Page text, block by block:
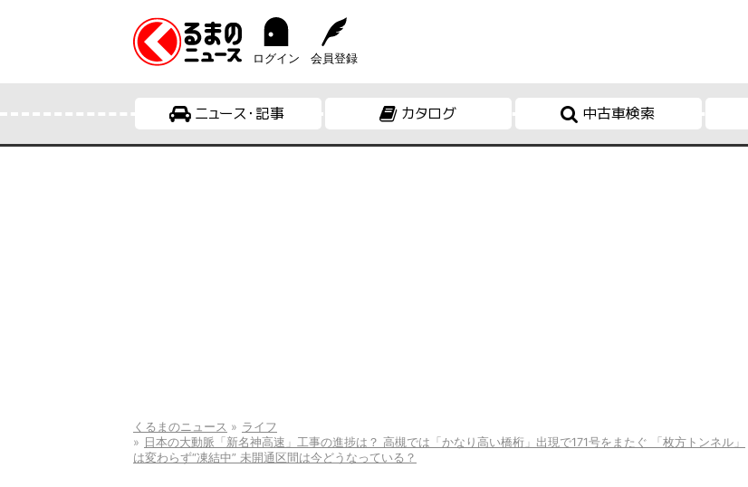
ログイン 会員登録
ニュース・記事 カタログ 中古車検索
くるまのニュース
ライフ
日本の大動脈「新名神高速」工事の進捗は？ 高槻では「かなり高い橋桁」出現で171号をまたぐ 「枚方トンネル」
は変わらず“凍結中” 未開通区間は今どうなっている？